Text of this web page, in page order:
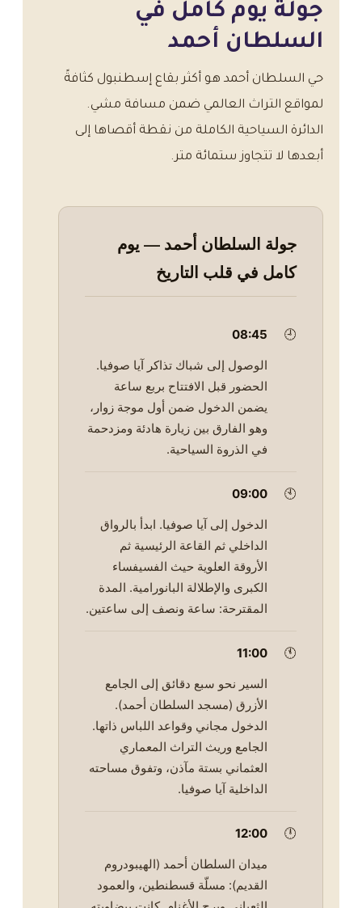
جولة يوم كامل في
السلطان أحمد
حي السلطان أحمد هو أكثر بقاع إسطنبول كثافةً
لمواقع التراث العالمي ضمن مسافة مشي.
الدائرة السياحية الكاملة من نقطة أقصاها إلى
أبعدها لا تتجاوز ستمائة متر.
جولة السلطان أحمد — يوم
كامل في قلب التاريخ
🕘
08:45
الوصول إلى شباك تذاكر آيا صوفيا.
الحضور قبل الافتتاح بربع ساعة
يضمن الدخول ضمن أول موجة زوار،
وهو الفارق بين زيارة هادئة ومزدحمة
في الذروة السياحية.
🕙
09:00
الدخول إلى آيا صوفيا. ابدأ بالرواق
الداخلي ثم القاعة الرئيسية ثم
الأروقة العلوية حيث الفسيفساء
الكبرى والإطلالة البانورامية. المدة
المقترحة: ساعة ونصف إلى ساعتين.
🕚
11:00
السير نحو سبع دقائق إلى الجامع
الأزرق (مسجد السلطان أحمد).
الدخول مجاني وقواعد اللباس ذاتها.
الجامع وريث التراث المعماري
العثماني بستة مآذن، وتفوق مساحته
الداخلية آيا صوفيا.
🕛
12:00
ميدان السلطان أحمد (الهيبودروم
القديم): مسلّة قسطنطين، والعمود